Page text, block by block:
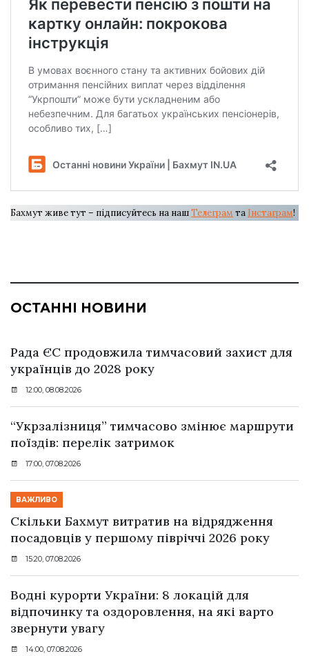
Бахмут живе тут – підписуйтесь на нашТелеграм та Інстаграм!
ОСТАННІ НОВИНИ
Рада ЄС продовжила тимчасовий захист для
українців до 2028 року
12:00, 08.08.2026
“Укрзалізниця” тимчасово змінює маршрути
поїздів: перелік затримок
17:00, 07.08.2026
ВАЖЛИВО
Скільки Бахмут витратив на відрядження
посадовців у першому півріччі 2026 року
15:20, 07.08.2026
Водні курорти України: 8 локацій для
відпочинку та оздоровлення, на які варто
звернути увагу
14:00, 07.08.2026